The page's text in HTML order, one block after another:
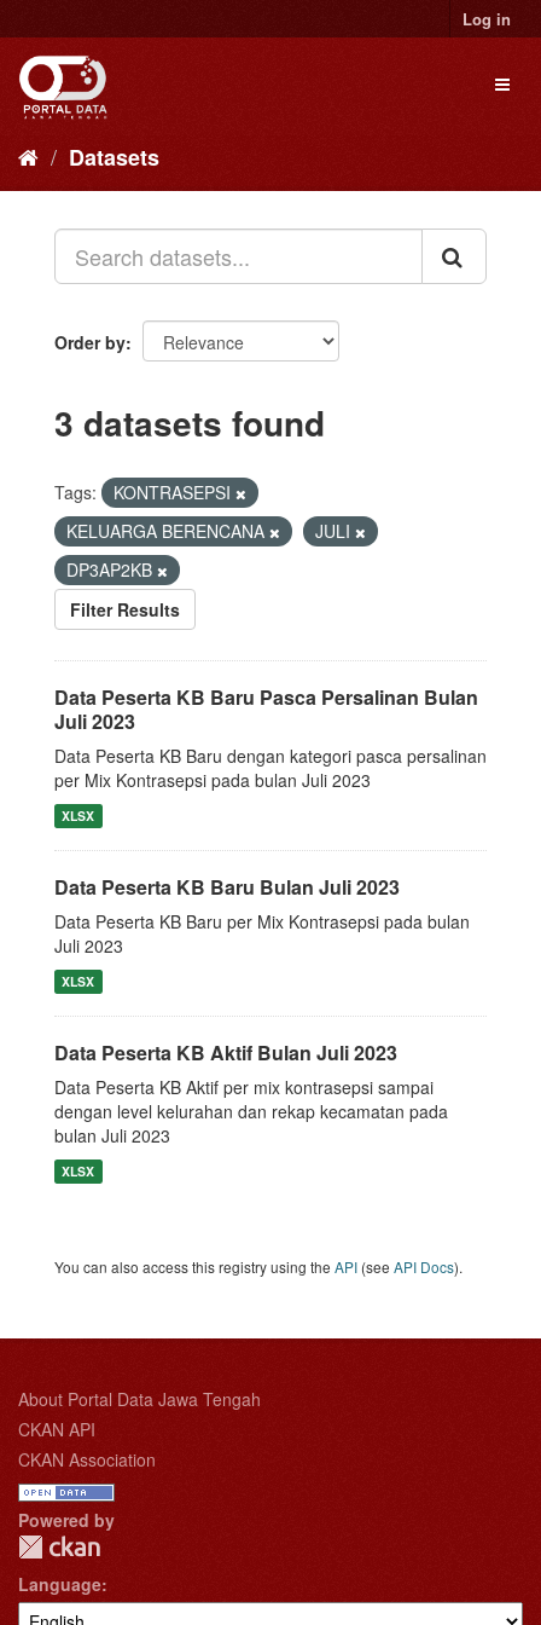
to
content
Log in
Datasets
Order by
3 datasets found
Tags:
KONTRASEPSI
KELUARGA BERENCANA
JULI
DP3AP2KB
Filter Results
Data Peserta KB Baru Pasca Persalinan Bulan
Juli 2023
Data Peserta KB Baru dengan kategori pasca persalinan
per Mix Kontrasepsi pada bulan Juli 2023
XLSX
Data Peserta KB Baru Bulan Juli 2023
Data Peserta KB Baru per Mix Kontrasepsi pada bulan
Juli 2023
XLSX
Data Peserta KB Aktif Bulan Juli 2023
Data Peserta KB Aktif per mix kontrasepsi sampai
dengan level kelurahan dan rekap kecamatan pada
bulan Juli 2023
XLSX
You can also access this registry using the API (see API Docs).
About Portal Data Jawa Tengah
CKAN API
CKAN Association
Powered by
Language